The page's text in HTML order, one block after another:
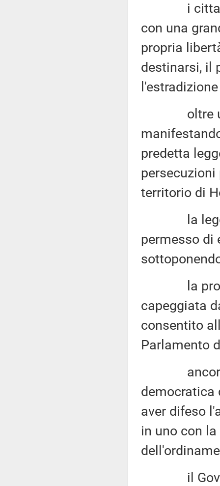
i cittadini
con una
propria
destinarsi, il
oltre un
predetta
territorio di
la legge,
permesso di
la
capeggiata
consentito
Parlamento
ancora
democratica
aver difeso
in uno con
il